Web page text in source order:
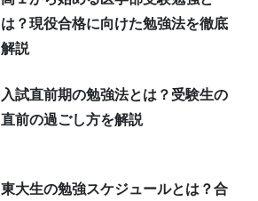
は？現役合格に向けた勉強法を徹底
解説
入試直前期の勉強法とは？受験生の
直前の過ごし方を解説
東大生の勉強スケジュールとは？合